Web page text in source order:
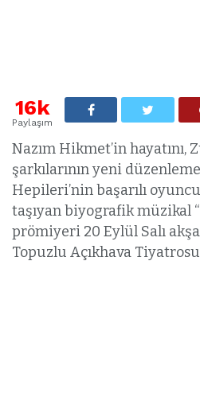
16k
Paylaşım
Nazım Hikmet’in hayatını,
şarkılarının yeni
Hepileri’nin başarılı
taşıyan biyografik müzikal
prömiyeri 20 Eylül Salı
Topuzlu Açıkhava